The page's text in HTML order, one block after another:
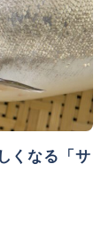
くなる「サ